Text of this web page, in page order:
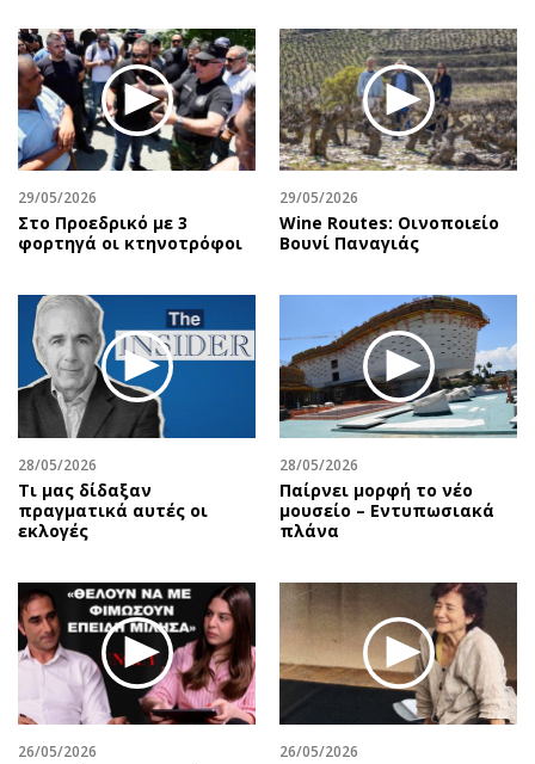
Οικονομία
Real Estate
Επιχειρήσεις
Αγορές
Money Review
AstroBank Properties
Ενέργεια
Ναυτιλία
Περιβάλλον
Ελλάδα
Κόσμος
Παράξενα
Πολιτισμός
Σινεμά
Μουσική
Εικαστικά
Βιβλίο
Χειρόγραφα
Πολιτική
Οικονομία
Γενικά
Αναδρομές
Πρόσωπα
Περιβάλλον
Γυναίκα
Showbiz
Ταξίδια
Συνταγές
Έξοδος
Media
Εκπομπές
Wine routes
Uncut
Προσφορές
Προσωπικότητες στην ''Κ''
Επιστολές
29/05/2026
Στο Προεδρικό με 3
φορτηγά οι κτηνοτρόφοι
29/05/2026
Wine Routes: Οινοποιείο
Βουνί Παναγιάς
28/05/2026
Τι μας δίδαξαν
πραγματικά αυτές οι
εκλογές
28/05/2026
Παίρνει μορφή το νέο
μουσείο – Εντυπωσιακά
πλάνα
26/05/2026 26/05/2026